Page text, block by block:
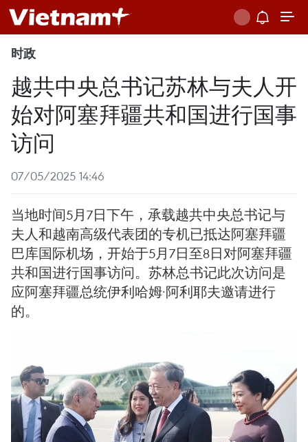
时政
越共中央总书记苏林与夫人开
始对阿塞拜疆共和国进行国事
访问
07/05/2025 14:46
当地时间5月7日下午，承载越共中央总书记与
夫人和越南高级代表团的专机已抵达阿塞拜疆
巴库国际机场，开始于5月7日至8日对阿塞拜疆
共和国进行国事访问。苏林总书记此次访问是
应阿塞拜疆总统伊利哈姆·阿利耶夫邀请进行
的。